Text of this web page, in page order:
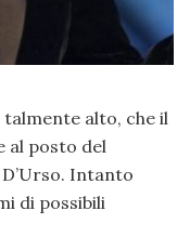
talmente alto, che il
al posto del
Intanto
di possibili